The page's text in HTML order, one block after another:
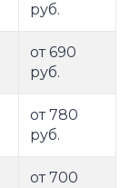
руб.
от 690
руб.
от 780
руб.
от 700